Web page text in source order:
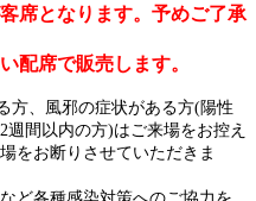
席となります。予めご了承
配席で販売します。
、風邪の症状がある方(陽性
間以内の方)はご来場をお控え
をお断りさせていただきま